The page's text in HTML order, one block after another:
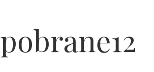
pobrane12